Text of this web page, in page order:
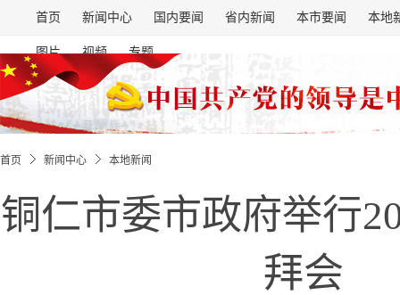
首页 新闻中心 国内要闻 省内新闻 本市要闻 本地
图片 视频 专题
首页 新闻中心 本地新闻
铜仁市委市政府举行
拜会